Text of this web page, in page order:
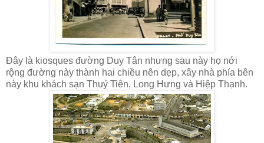
Đây là kiosques đường Duy Tân nhưng sau này họ nới
rộng đường này thành hai chiều nên dẹp, xây nhà phía bên
này khu khách sạn Thuỷ Tiên, Long Hưng và Hiệp Thạnh.